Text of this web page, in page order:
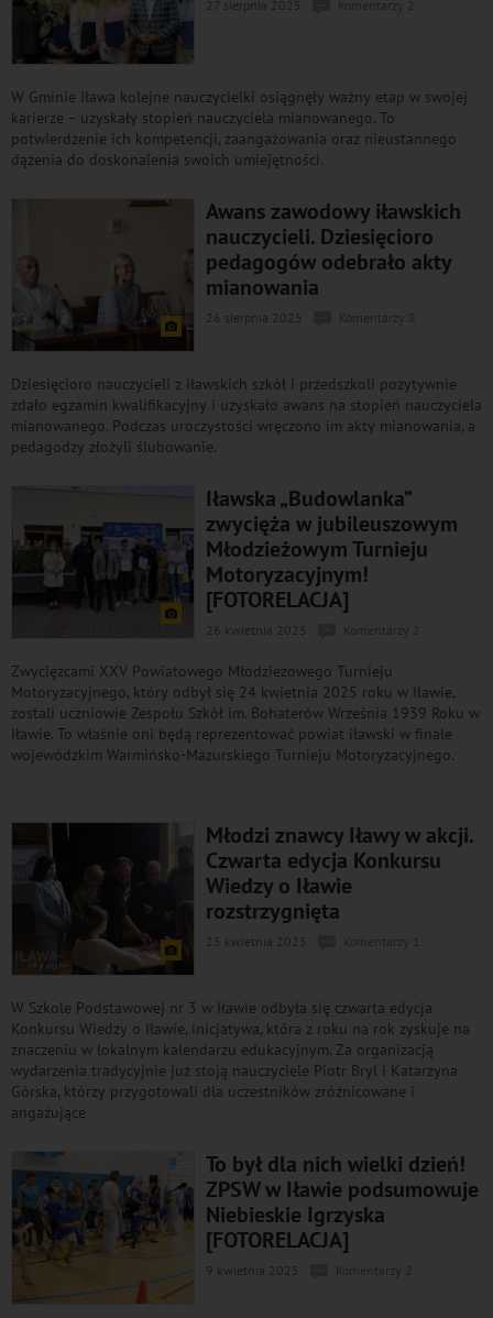
27 sierpnia 2025
W Gminie Iława kolejne nauczycielki osiągnęły ważny etap w swojej
karierze – uzyskały stopień nauczyciela mianowanego. To
potwierdzenie ich kompetencji, zaangażowania oraz nieustannego
dążenia do doskonalenia swoich umiejętności.
Awans zawodowy iławskich
nauczycieli. Dziesięcioro
pedagogów odebrało akty
mianowania
26 sierpnia 2025
Dziesięcioro nauczycieli z iławskich szkół i przedszkoli pozytywnie
zdało egzamin kwalifikacyjny i uzyskało awans na stopień nauczyciela
mianowanego. Podczas uroczystości wręczono im akty mianowania, a
pedagodzy złożyli ślubowanie.
Iławska „Budowlanka”
zwycięża w jubileuszowym
Młodzieżowym Turnieju
Motoryzacyjnym!
[FOTORELACJA]
26 kwietnia 2025
Zwycięzcami XXV Powiatowego Młodzieżowego Turnieju
Motoryzacyjnego, który odbył się 24 kwietnia 2025 roku w Iławie,
zostali uczniowie Zespołu Szkół im. Bohaterów Września 1939 Roku w
Iławie. To właśnie oni będą reprezentować powiat iławski w finale
wojewódzkim Warmińsko-Mazurskiego Turnieju Motoryzacyjnego.
Młodzi znawcy Iławy w akcji.
Czwarta edycja Konkursu
Wiedzy o Iławie
rozstrzygnięta
25 kwietnia 2025
W Szkole Podstawowej nr 3 w Iławie odbyła się czwarta edycja
Konkursu Wiedzy o Iławie, inicjatywa, która z roku na rok zyskuje na
znaczeniu w lokalnym kalendarzu edukacyjnym. Za organizacją
wydarzenia tradycyjnie już stoją nauczyciele Piotr Bryl i Katarzyna
Górska, którzy przygotowali dla uczestników zróżnicowane i
angażujące
To był dla nich wielki dzień!
ZPSW w Iławie podsumowuje
Niebieskie Igrzyska
[FOTORELACJA]
9 kwietnia 2025